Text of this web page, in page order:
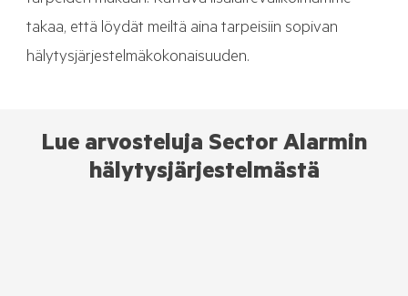
takaa, että löydät meiltä aina tarpeisiin sopivan
hälytysjärjestelmäkokonaisuuden.
Lue arvosteluja Sector Alarmin
hälytysjärjestelmästä